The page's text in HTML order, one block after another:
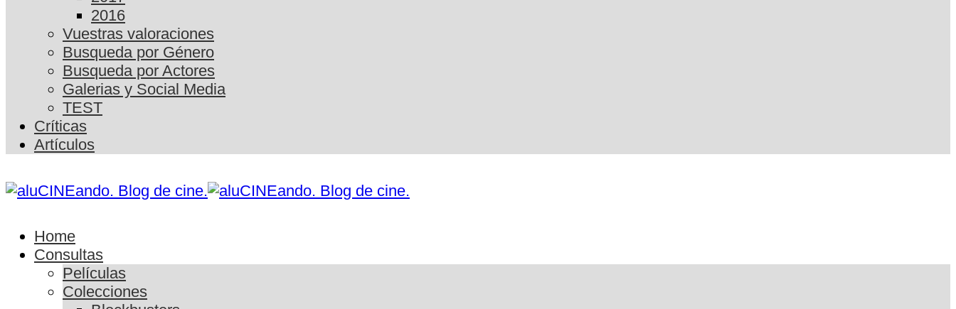
2016
Vuestras valoraciones
Busqueda por Género
Busqueda por Actores
Galerias y Social Media
TEST
Críticas
Artículos
Home
Consultas
Películas
Colecciones